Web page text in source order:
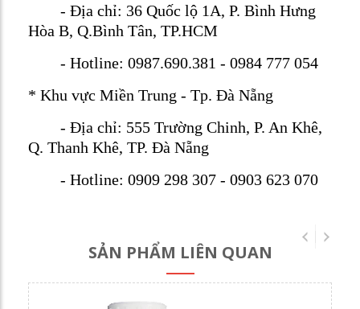
- Địa chỉ: 36 Quốc lộ 1A, P. Bình Hưng
Hòa B, Q.Bình Tân, TP.HCM
- Hotline: 0987.690.381 - 0984 777 054
* Khu vực Miền Trung - Tp. Đà Nẵng
- Địa chỉ: 555 Trường Chinh, P. An Khê,
Q. Thanh Khê, TP. Đà Nẵng
- Hotline: 0909 298 307 - 0903 623 070
SẢN PHẨM LIÊN QUAN